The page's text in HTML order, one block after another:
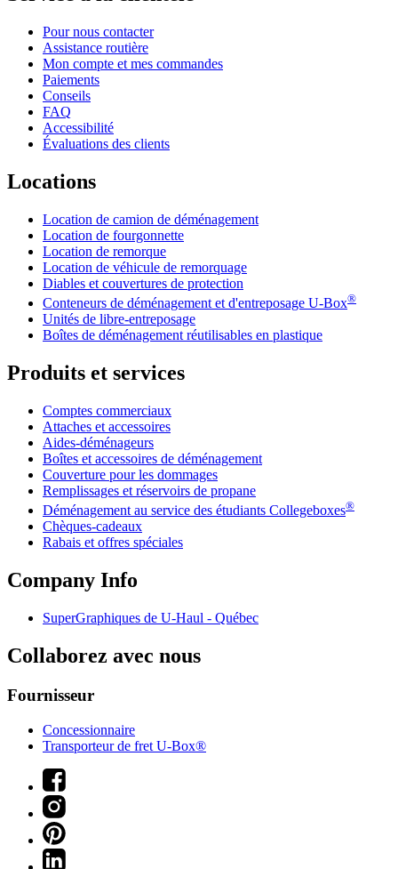
Pour nous contacter
Assistance routière
Mon compte et mes commandes
Paiements
Conseils
FAQ
Accessibilité
Évaluations des clients
Locations
Location de camion de déménagement
Location de fourgonnette
Location de remorque
Location de véhicule de remorquage
Diables et couvertures de protection
Conteneurs de déménagement et d'entreposage U-Box®
Unités de libre-entreposage
Boîtes de déménagement réutilisables en plastique
Produits et services
Comptes commerciaux
Attaches et accessoires
Aides-déménageurs
Boîtes et accessoires de déménagement
Couverture pour les dommages
Remplissages et réservoirs de propane
Déménagement au service des étudiants Collegeboxes®
Chèques-cadeaux
Rabais et offres spéciales
Company Info
SuperGraphiques de U-Haul - Québec
Collaborez avec nous
Fournisseur
Concessionnaire
Transporteur de fret U-Box®